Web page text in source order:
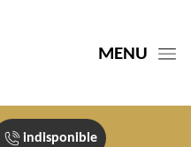
MENU
indisponible